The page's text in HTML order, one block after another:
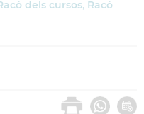
dels cursos, Racó